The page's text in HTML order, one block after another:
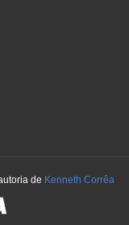
de Kenneth Corrêa